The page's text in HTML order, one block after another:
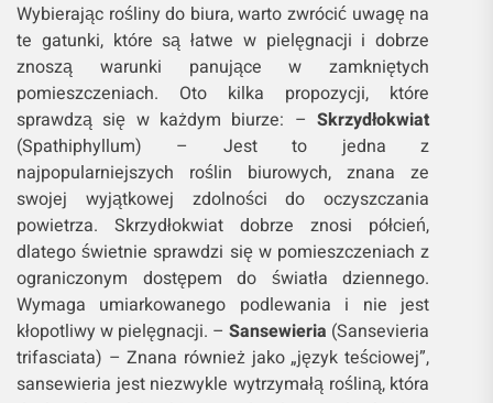
Wybierając rośliny do biura, warto zwrócić uwagę na
te gatunki, które są łatwe w pielęgnacji i dobrze
znoszą warunki panujące w zamkniętych
pomieszczeniach. Oto kilka propozycji, które
sprawdzą się w każdym biurze: –Skrzydłokwiat
(Spathiphyllum) – Jest to jedna z
najpopularniejszych roślin biurowych, znana ze
swojej wyjątkowej zdolności do oczyszczania
powietrza. Skrzydłokwiat dobrze znosi półcień,
dlatego świetnie sprawdzi się w pomieszczeniach z
ograniczonym dostępem do światła dziennego.
Wymaga umiarkowanego podlewania i nie jest
kłopotliwy w pielęgnacji. –Sansewieria (Sansevieria
trifasciata) – Znana również jako „język teściowej”,
sansewieria jest niezwykle wytrzymałą rośliną, która